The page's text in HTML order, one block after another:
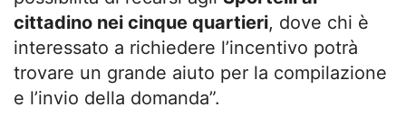
cittadino nei cinque quartieri, dove chi è
interessato a richiedere l’incentivo potrà
trovare un grande aiuto per la compilazione
e l’invio della domanda”.